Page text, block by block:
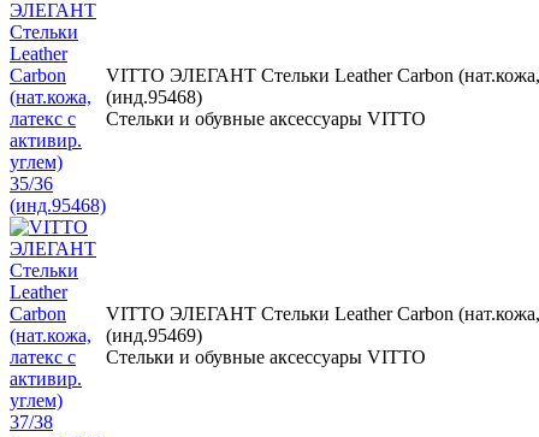
VITTO ЭЛЕГАНТ Стельки Leather Carbon (нат.кожа,
(инд.95468)
Стельки и обувные аксессуары VITTO
VITTO ЭЛЕГАНТ Стельки Leather Carbon (нат.кожа,
(инд.95469)
Стельки и обувные аксессуары VITTO